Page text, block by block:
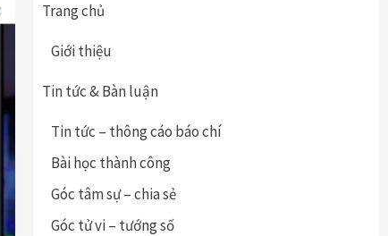
Trang chủ
Giới thiệu
Tin tức & Bàn luận
Tin tức – thông cáo báo chí
Bài học thành công
Góc tâm sự – chia sẻ
Góc tử vi – tướng số